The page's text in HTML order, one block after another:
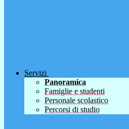
Servizi
Panoramica
Famiglie e studenti
Personale scolastico
Percorsi di studio